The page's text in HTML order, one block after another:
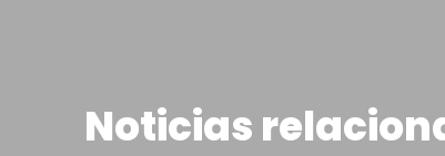
Noticias